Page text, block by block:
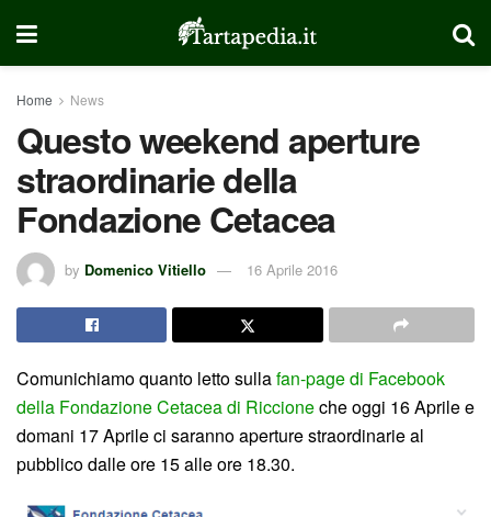
Home News
Questo weekend aperture
straordinarie della
Fondazione Cetacea
by Domenico Vitiello 16 Aprile 2016
Comunichiamo quanto letto sullafan-page di Facebook
della Fondazione Cetacea di Riccioneche oggi 16 Aprile e
domani 17 Aprile ci saranno aperture straordinarie al
pubblico dalle ore 15 alle ore 18.30.